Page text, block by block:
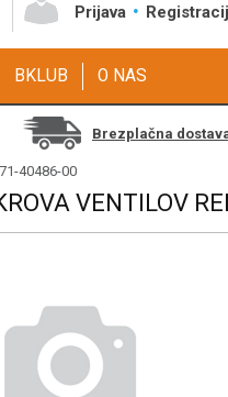
Prijava
BKLUB O NAS
Brezplačna
40486-00
VENTILOV